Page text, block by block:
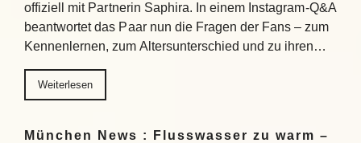
offiziell mit Partnerin Saphira. In einem Instagram-Q&A
beantwortet das Paar nun die Fragen der Fans – zum
Kennenlernen, zum Altersunterschied und zu ihren…
Weiterlesen
München News : Flusswasser zu warm –